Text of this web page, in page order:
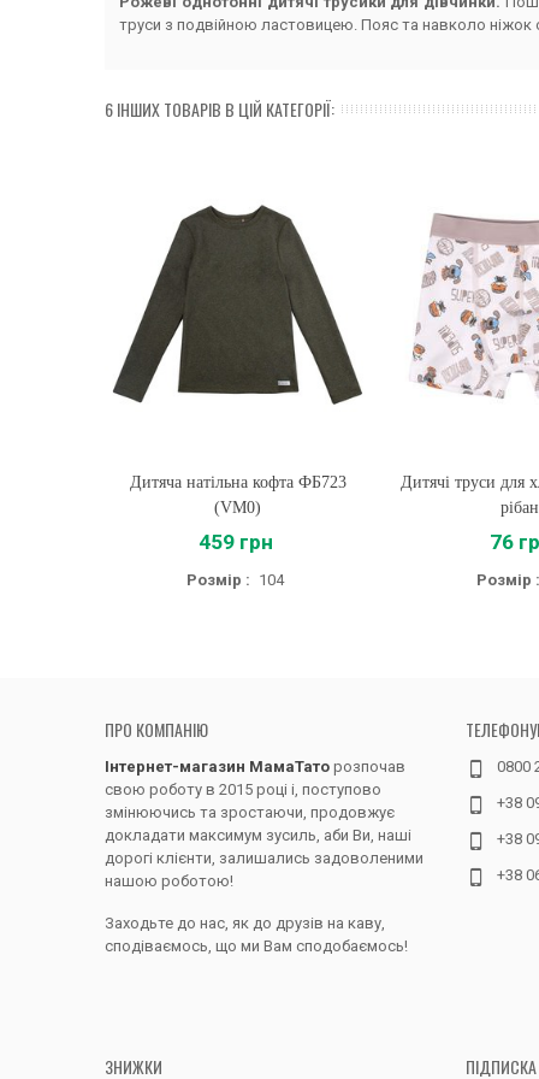
труси з подвійною ластовицею. Пояс та навколо
6 ІНШИХ ТОВАРІВ В ЦІЙ КАТЕГОРІЇ:
Купити
Дитяча натільна кофта ФБ723
(VM0)
459 грн
Розмір : 104
Купити
Дитячі труси для
76
Розмір :
ПРО КОМПАНІЮ
Інтернет-магазин МамаТато розпочав
свою роботу в 2015 році і, поступово
змінюючись та зростаючи, продовжує
докладати максимум зусиль, аби Ви, наші
дорогі клієнти, залишались задоволеними
нашою роботою!
Заходьте до нас, як до друзів на каву,
сподіваємось, що ми Вам сподобаємось!
0800
+38
+38
+38
ЗНИЖКИ ПІДПИСКА